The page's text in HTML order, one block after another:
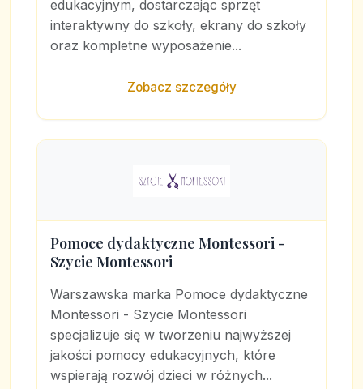
edukacyjnym, dostarczając sprzęt
interaktywny do szkoły, ekrany do szkoły
oraz kompletne wyposażenie...
Zobacz szczegóły
Pomoce dydaktyczne Montessori -
Szycie Montessori
Warszawska marka Pomoce dydaktyczne
Montessori - Szycie Montessori
specjalizuje się w tworzeniu najwyższej
jakości pomocy edukacyjnych, które
wspierają rozwój dzieci w różnych...